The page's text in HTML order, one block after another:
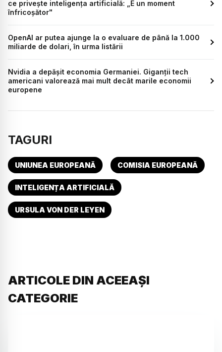
ce privește inteligența artificială: „E un moment
înfricoșător"
OpenAI ar putea ajunge la o evaluare de până la 1.000
miliarde de dolari, în urma listării
Nvidia a depășit economia Germaniei. Giganții tech
americani valorează mai mult decât marile economii
europene
TAGURI
UNIUNEA EUROPEANĂ COMISIA EUROPEANĂ
INTELIGENȚA ARTIFICIALĂ
URSULA VON DER LEYEN
ARTICOLE DIN ACEEAȘI
CATEGORIE